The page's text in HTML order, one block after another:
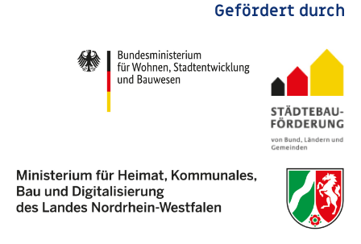
Gefördert durch